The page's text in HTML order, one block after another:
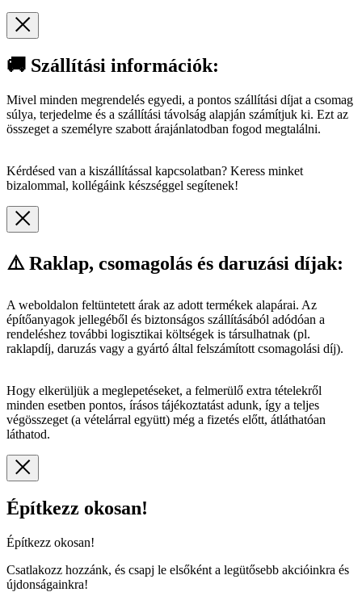
🚚 Szállítási információk:
Mivel minden megrendelés egyedi, a pontos szállítási díjat a csomag
súlya, terjedelme és a szállítási távolság alapján számítjuk ki. Ezt az
összeget a személyre szabott árajánlatodban fogod megtalálni.
Kérdésed van a kiszállítással kapcsolatban? Keress minket
bizalommal, kollégáink készséggel segítenek!
⚠️ Raklap, csomagolás és daruzási díjak:
A weboldalon feltüntetett árak az adott termékek alapárai. Az
építőanyagok jellegéből és biztonságos szállításából adódóan a
rendeléshez további logisztikai költségek is társulhatnak (pl.
raklapdíj, daruzás vagy a gyártó által felszámított csomagolási díj).
Hogy elkerüljük a meglepetéseket, a felmerülő extra tételekről
minden esetben pontos, írásos tájékoztatást adunk, így a teljes
végösszeget (a vételárral együtt) még a fizetés előtt, átláthatóan
láthatod.
Építkezz okosan!
Építkezz okosan!
Csatlakozz hozzánk, és csapj le elsőként a legütősebb akcióinkra és
újdonságainkra!